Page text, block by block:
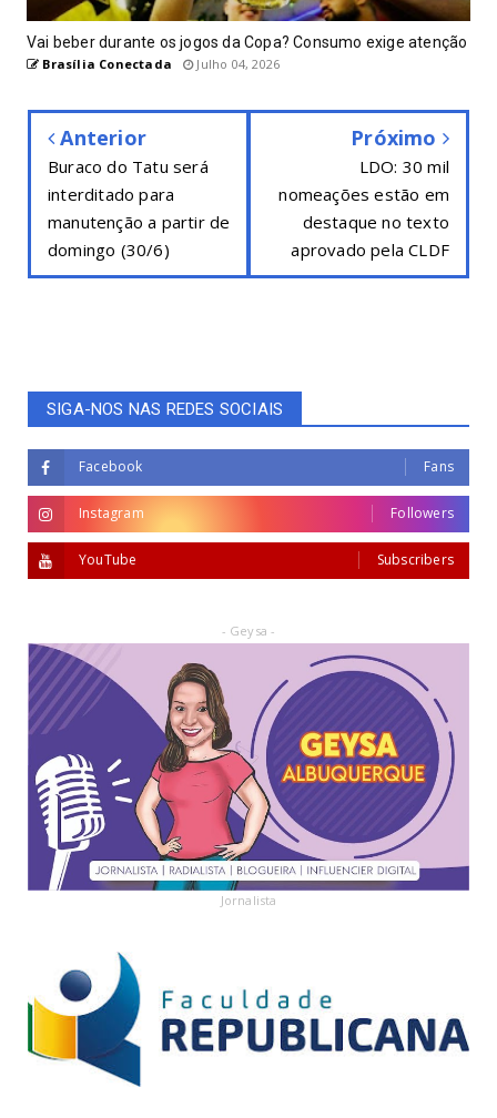
Vai beber durante os jogos da Copa? Consumo exige atenção
Brasília Conectada Julho 04, 2026
Anterior
Buraco do Tatu será
interditado para
manutenção a partir de
domingo (30/6)
Próximo
LDO: 30 mil
nomeações estão em
destaque no texto
aprovado pela CLDF
SIGA-NOS NAS REDES SOCIAIS
Facebook Fans
Instagram Followers
YouTube Subscribers
- Geysa -
Jornalista